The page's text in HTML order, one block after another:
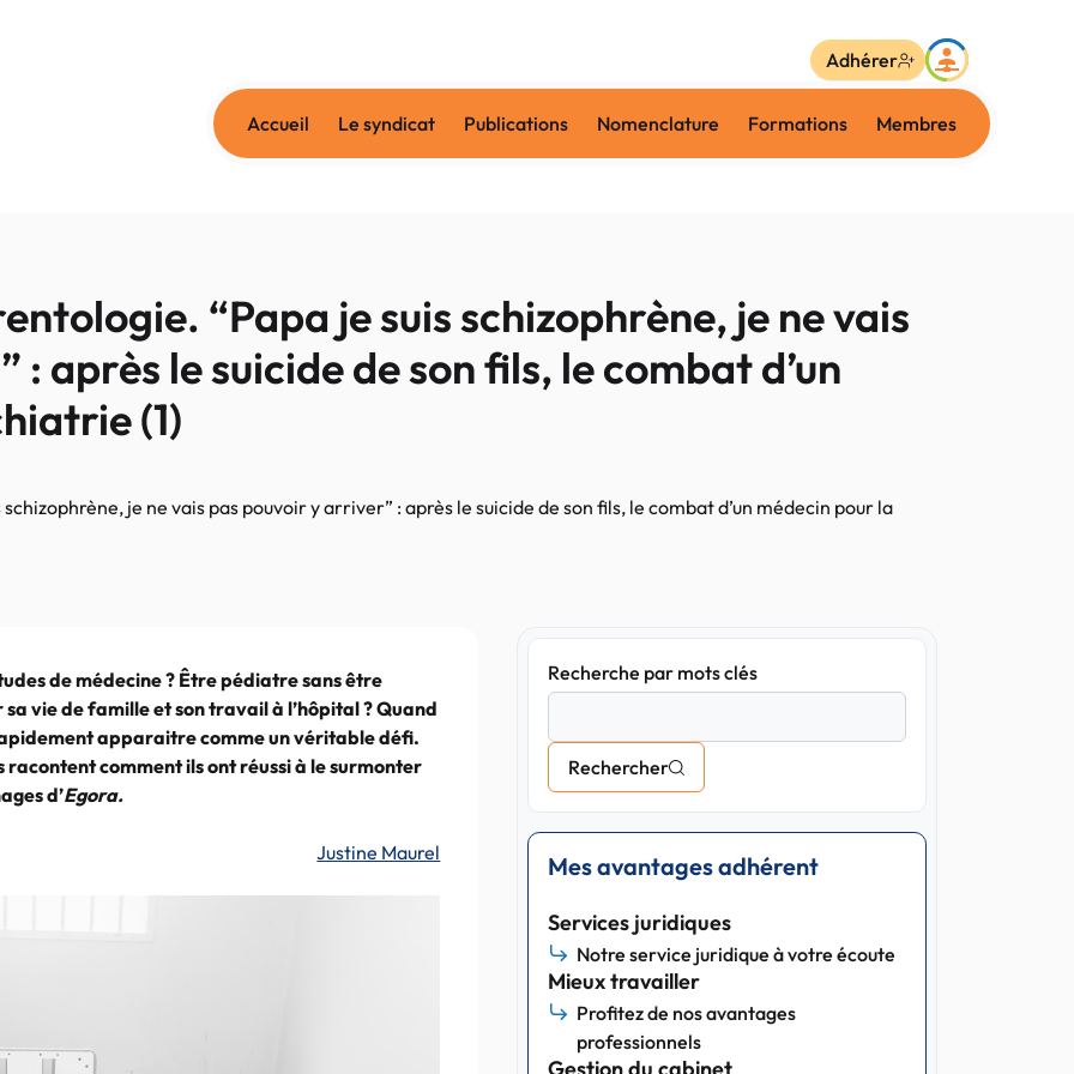
Accueil Le syndicat Publications Nomenclature Formations Membres
Adhérer
“Papa je suis schizophrène, je ne vais
après le suicide de son fils, le combat d’un
(1)
je ne vais pas pouvoir y arriver” : après le suicide de son fils, le combat d’un médecin pour la
de médecine ? Être pédiatre sans être
vie de famille et son travail à l’hôpital ? Quand
apparaitre comme un véritable défi.
comment ils ont réussi à le surmonter
d’Egora.
Justine Maurel
Recherche par mots clés
Rechercher
Mes avantages adhérent
Services juridiques
Notre service juridique à votre écoute
Mieux travailler
Profitez de nos avantages
professionnels